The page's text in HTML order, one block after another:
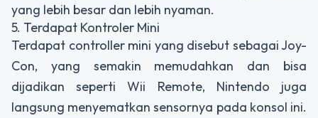
yang lebih besar dan lebih nyaman.
5. Terdapat Kontroler Mini
Terdapat controller mini yang disebut sebagai Joy-
Con, yang semakin memudahkan dan bisa
dijadikan seperti Wii Remote, Nintendo juga
langsung menyematkan sensornya pada konsol ini.